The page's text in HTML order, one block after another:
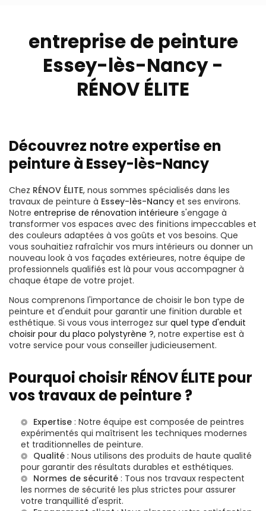
entreprise de peinture
Essey-lès-Nancy -
RÉNOV ÉLITE
Découvrez notre expertise en
peinture à Essey-lès-Nancy
Chez RÉNOV ÉLITE, nous sommes spécialisés dans les
travaux de peinture à Essey-lès-Nancy et ses environs.
Notre entreprise de rénovation intérieure s'engage à
transformer vos espaces avec des finitions impeccables et
des couleurs adaptées à vos goûts et vos besoins. Que
vous souhaitiez rafraîchir vos murs intérieurs ou donner un
nouveau look à vos façades extérieures, notre équipe de
professionnels qualifiés est là pour vous accompagner à
chaque étape de votre projet.
Nous comprenons l'importance de choisir le bon type de
peinture et d'enduit pour garantir une finition durable et
esthétique. Si vous vous interrogez sur quel type d'enduit
choisir pour du placo polystyrène ?, notre expertise est à
votre service pour vous conseiller judicieusement.
Pourquoi choisir RÉNOV ÉLITE pour
vos travaux de peinture ?
Expertise : Notre équipe est composée de peintres
expérimentés qui maîtrisent les techniques modernes
et traditionnelles de peinture.
Qualité : Nous utilisons des produits de haute qualité
pour garantir des résultats durables et esthétiques.
Normes de sécurité : Tous nos travaux respectent
les normes de sécurité les plus strictes pour assurer
votre tranquillité d'esprit.